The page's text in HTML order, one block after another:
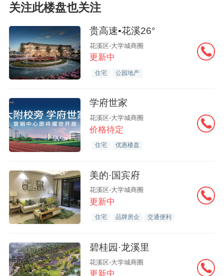
关注此楼盘也关注
贵高速▪花溪26°
花溪区-大学城商圈
更新中
住宅 公园地产
学府世家
花溪区-大学城商圈
价格待定
住宅 优惠楼盘
美的·国宾府
花溪区-大学城商圈
更新中
住宅 品牌房企 交通便利
碧桂园·龙溪里
花溪区-大学城商圈
更新中